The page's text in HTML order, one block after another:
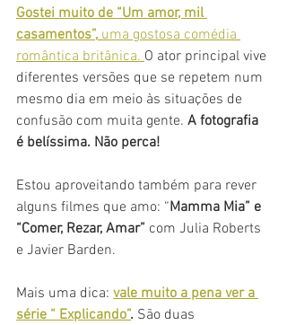
Gostei muito de “Um amor, mil
casamentos”, uma gostosa comédia
romântica britânica. O ator principal vive
diferentes versões que se repetem num
mesmo dia em meio às situações de
confusão com muita gente. A fotografia
é belíssima. Não perca!
Estou aproveitando também para rever
alguns filmes que amo: “Mamma Mia” e
“Comer, Rezar, Amar” com Julia Roberts
e Javier Barden.
Mais uma dica: vale muito a pena ver a
série “ Explicando”. São duas